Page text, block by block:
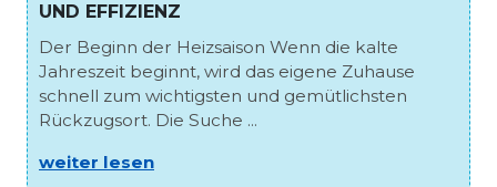
UND EFFIZIENZ
Der Beginn der Heizsaison Wenn die kalte
Jahreszeit beginnt, wird das eigene Zuhause
schnell zum wichtigsten und gemütlichsten
Rückzugsort. Die Suche ...
weiter lesen